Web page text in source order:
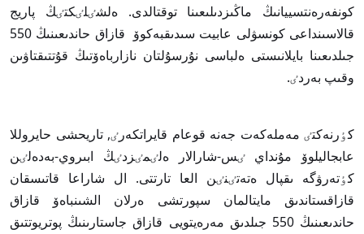
كونفەرەنتسييانىڭ ماڭىزدىلىعىنا توقتالدى. ەلشٸلٸكتٸڭ پاريج
قالاسىنداعى كونسۋلى عابيت سىدىقبەكوۆ قازاق حاندىعىنىڭ 550
جىلدىعىنا بايلانىستى ەلباسى نۇرسۇلتان نازارباەۆتىڭ قۇتتىقتاۋىن
وقىپ بەردٸ.
كٶرنەكتٸ مەملەكەت جەنە قوعام قايراتكەرٸ, تاريحشى حايروللا
عابجاليلوۆ مۇنداي ٸس-شارالار ەلٸمٸزدٸڭ ابىروي-بەدەلٸن
كٶتەرۋگە ىقپال ەتەتٸنٸن العا تارتتى. ال شاراعا قاتىسقان
قازاقستاندىق مايتالمان سپورتشى ەرلان الشىنباەۆ قازاق
حاندىعىنىڭ 550 جىلدىق مەرەيتويى قازاق جاستارىنىڭ پوتريوتتىق